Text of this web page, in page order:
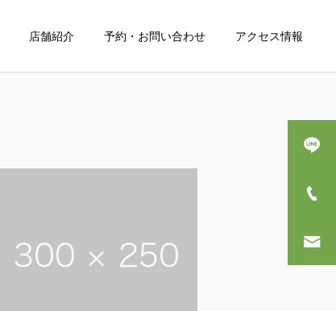
店舗紹介 予約・お問い合わせ アクセス情報